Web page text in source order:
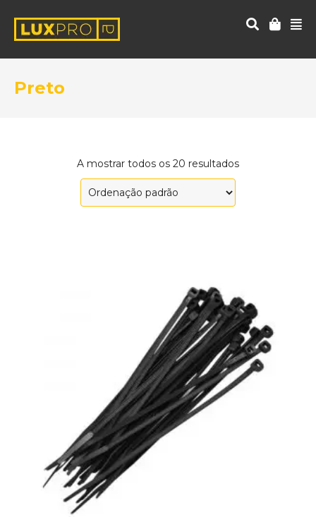
Preto
A mostrar todos os 20 resultados